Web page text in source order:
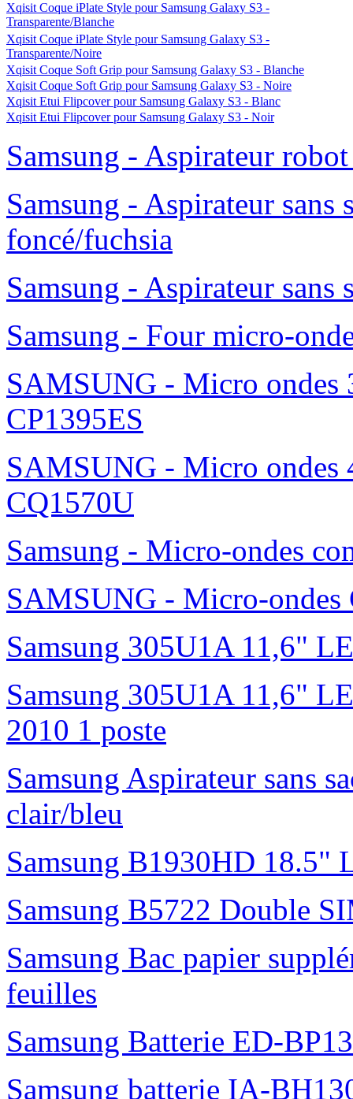
Xqisit Coque iPlate Style pour Samsung Galaxy S3 -
Transparente/Blanche
Xqisit Coque iPlate Style pour Samsung Galaxy S3 -
Transparente/Noire
Xqisit Coque Soft Grip pour Samsung Galaxy S3 - Blanche
Xqisit Coque Soft Grip pour Samsung Galaxy S3 - Noire
Xqisit Etui Flipcover pour Samsung Galaxy S3 - Blanc
Xqisit Etui Flipcover pour Samsung Galaxy S3 - Noir
Samsung - Aspirateur
Samsung - Aspirateur
foncé/fuchsia
Samsung - Aspirateur sans
Samsung - Four micro-
SAMSUNG - Micro
CP1395ES
SAMSUNG - Micro
CQ1570U
Samsung - Micro-ondes
SAMSUNG - Micro-ondes
Samsung 305U1A 11,6"
Samsung 305U1A 11,6"
2010 1 poste
Samsung Aspirateur sans
clair/bleu
Samsung B1930HD 18.5"
Samsung B5722 Double
Samsung Bac papier
feuilles
Samsung Batterie ED-
Samsung batterie IA-